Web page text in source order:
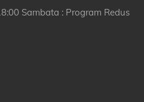
Sambata : Program Redus